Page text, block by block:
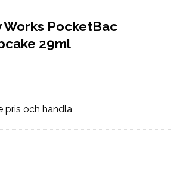
Works PocketBac
29ml
pris och handla